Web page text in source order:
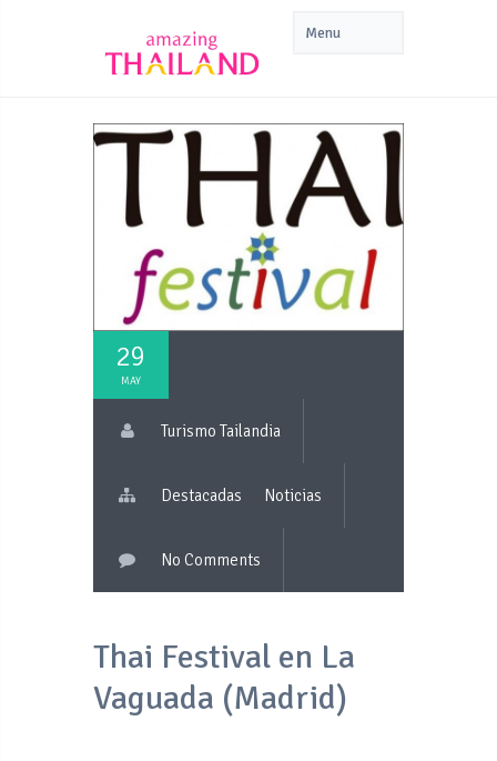
29
MAY
Turismo Tailandia
Destacadas Noticias
No Comments
Thai Festival en La
Vaguada (Madrid)